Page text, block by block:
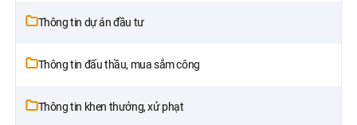
Thông tin dự án đầu tư
Thông tin đấu thầu, mua sắm công
Thông tin khen thưởng, xử phạt